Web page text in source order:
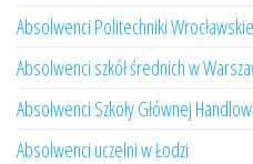
Absolwenci Politechniki
Absolwenci szkół średnich w
Absolwenci Szkoły Głównej
Absolwenci uczelni w Łodzi